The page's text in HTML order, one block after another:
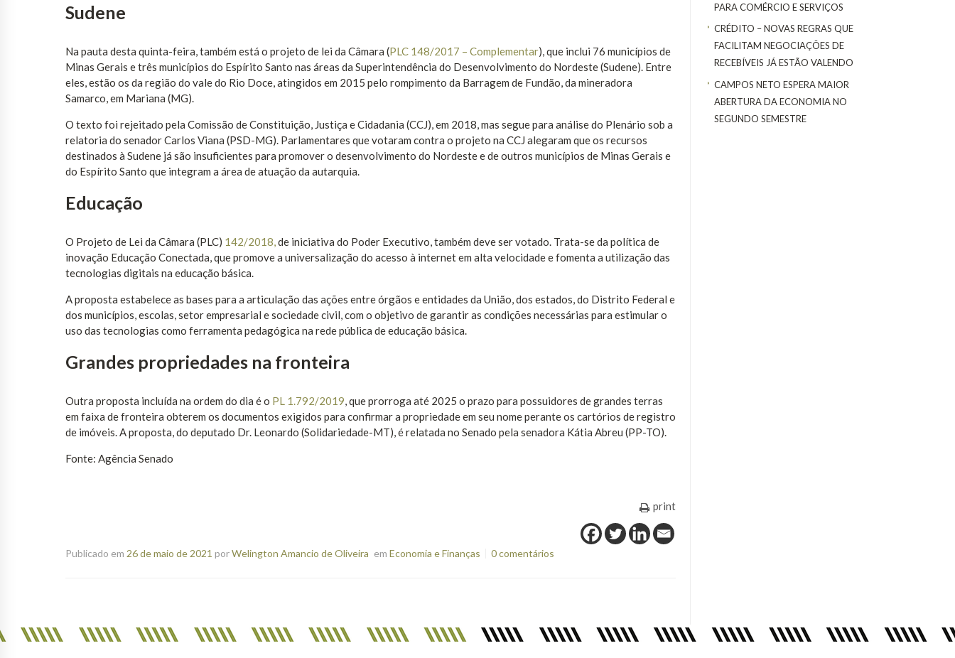
PARA COMÉRCIO E SERVIÇOS
CRÉDITO – NOVAS REGRAS QUE
FACILITAM NEGOCIAÇÕES DE
RECEBÍVEIS JÁ ESTÃO VALENDO
CAMPOS NETO ESPERA MAIOR
ABERTURA DA ECONOMIA NO
SEGUNDO SEMESTRE
Sudene
Na pauta desta quinta-feira, também está o projeto de lei da Câmara (PLC 148/2017 – Complementar), que inclui 76 municípios de
Minas Gerais e três municípios do Espírito Santo nas áreas da Superintendência do Desenvolvimento do Nordeste (Sudene). Entre
eles, estão os da região do vale do Rio Doce, atingidos em 2015 pelo rompimento da Barragem de Fundão, da mineradora
Samarco, em Mariana (MG).
O texto foi rejeitado pela Comissão de Constituição, Justiça e Cidadania (CCJ), em 2018, mas segue para análise do Plenário sob a
relatoria do senador Carlos Viana (PSD-MG). Parlamentares que votaram contra o projeto na CCJ alegaram que os recursos
destinados à Sudene já são insuficientes para promover o desenvolvimento do Nordeste e de outros municípios de Minas Gerais e
do Espírito Santo que integram a área de atuação da autarquia.
Educação
O Projeto de Lei da Câmara (PLC) 142/2018,de iniciativa do Poder Executivo, também deve ser votado. Trata-se da política de
inovação Educação Conectada, que promove a universalização do acesso à internet em alta velocidade e fomenta a utilização das
tecnologias digitais na educação básica.
A proposta estabelece as bases para a articulação das ações entre órgãos e entidades da União, dos estados, do Distrito Federal e
dos municípios, escolas, setor empresarial e sociedade civil, com o objetivo de garantir as condições necessárias para estimular o
uso das tecnologias como ferramenta pedagógica na rede pública de educação básica.
Grandes propriedades na fronteira
Outra proposta incluída na ordem do dia é o PL 1.792/2019, que prorroga até 2025 o prazo para possuidores de grandes terras
em faixa de fronteira obterem os documentos exigidos para confirmar a propriedade em seu nome perante os cartórios de registro
de imóveis. A proposta, do deputado Dr. Leonardo (Solidariedade-MT), é relatada no Senado pela senadora Kátia Abreu (PP-TO).
Fonte: Agência Senado
print
Publicado em 26 de maio de 2021 porWelington Amancio de Oliveira em Economia e Finanças 0 comentários